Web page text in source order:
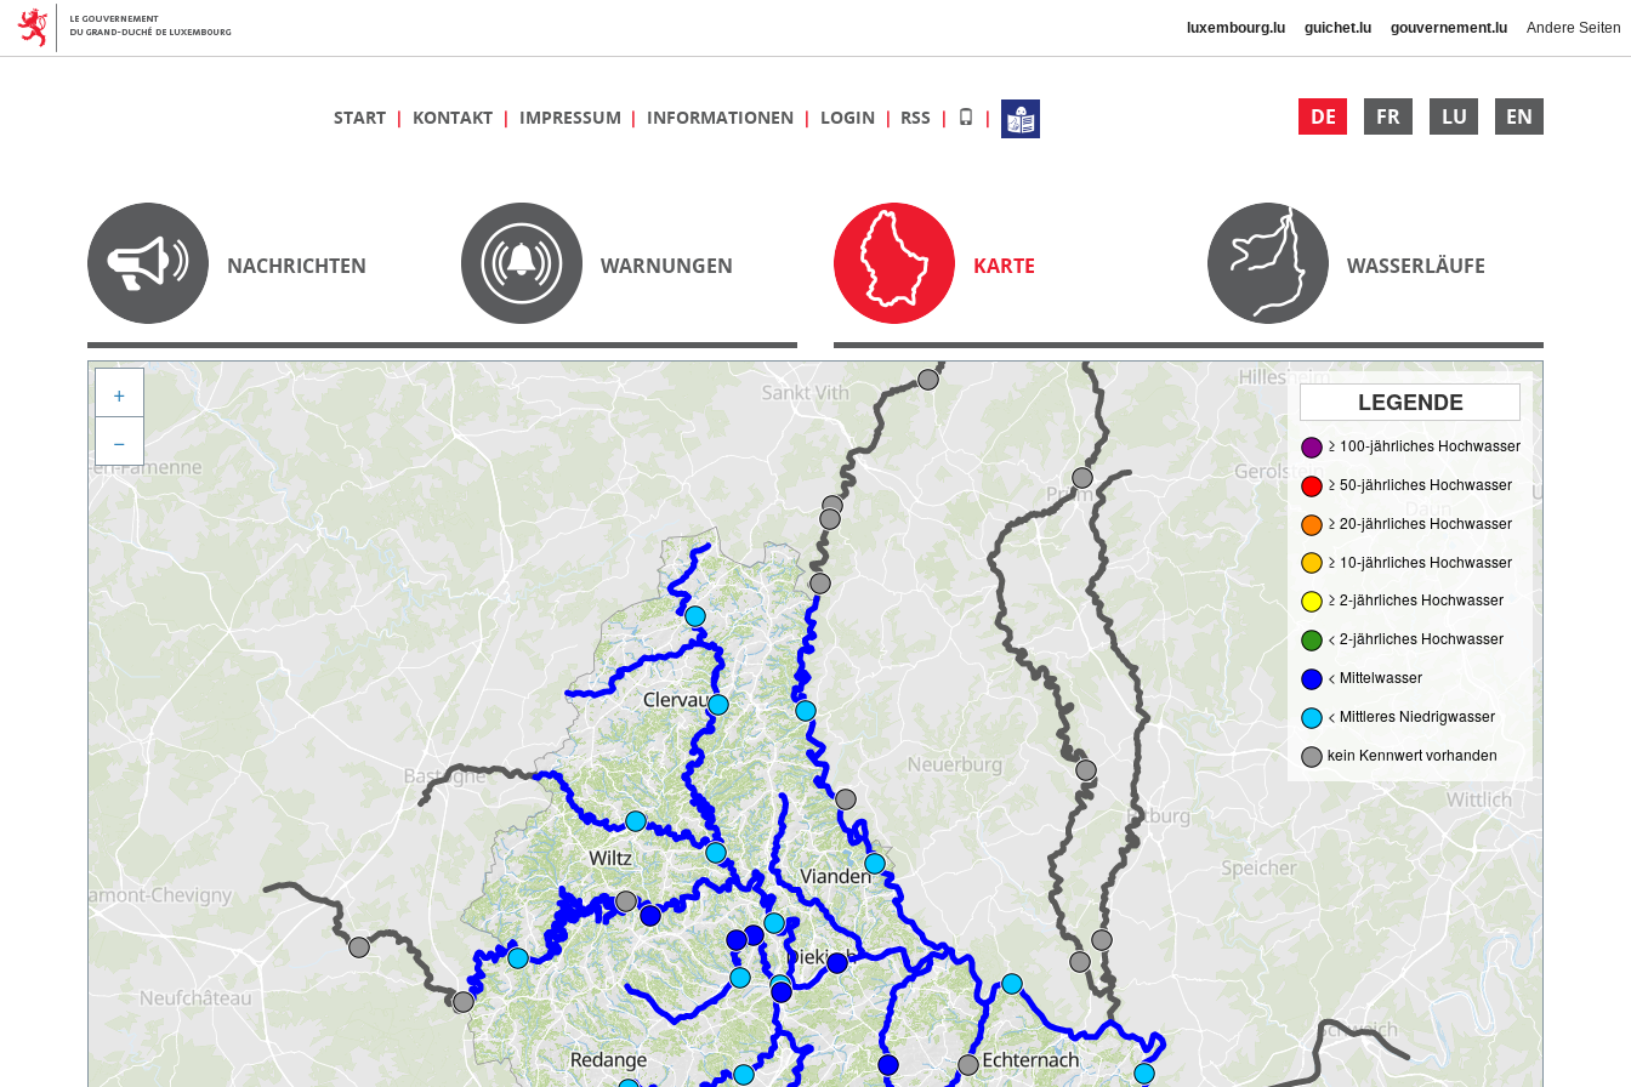
luxembourg.lu guichet.lu gouvernement.lu Andere Seiten
DE FR LU EN
START KONTAKT IMPRESSUM INFORMATIONEN LOGIN RSS
NACHRICHTEN WARNUNGEN KARTE WASSERLÄUFE
LEGENDE
≥ 100-jährliches Hochwasser
≥ 50-jährliches Hochwasser
≥ 20-jährliches Hochwasser
≥ 10-jährliches Hochwasser
≥ 2-jährliches Hochwasser
< 2-jährliches Hochwasser
< Mittelwasser
< Mittleres Niedrigwasser
kein Kennwert vorhanden
+
−